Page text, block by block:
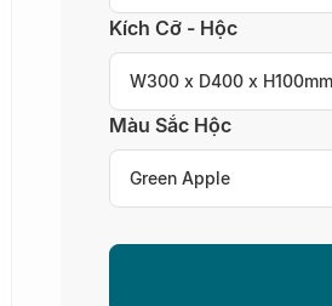
Kích Cỡ - Hộc
W300 x D400 x H100mm
Màu Sắc Hộc
Green Apple